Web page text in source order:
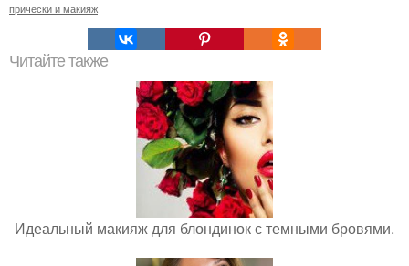
прически и макияж
Читайте также
Идеальный макияж для блондинок с темными бровями.